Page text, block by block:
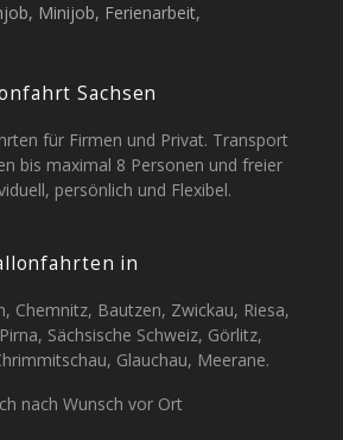
Minijob, Ferienarbeit,
Sachsen
für Firmen und Privat. Transport
bis maximal 8 Personen und freier
persönlich und Flexibel.
in
Chemnitz, Bautzen, Zwickau, Riesa,
Sächsische Schweiz, Görlitz,
Glauchau, Meerane.
nach Wunsch vor Ort